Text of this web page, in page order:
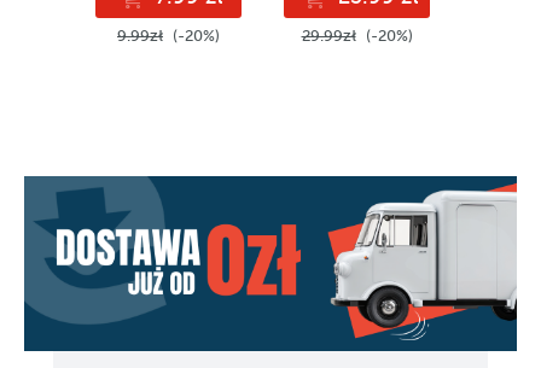
9.99zł (-20%) 29.99zł (-20%)